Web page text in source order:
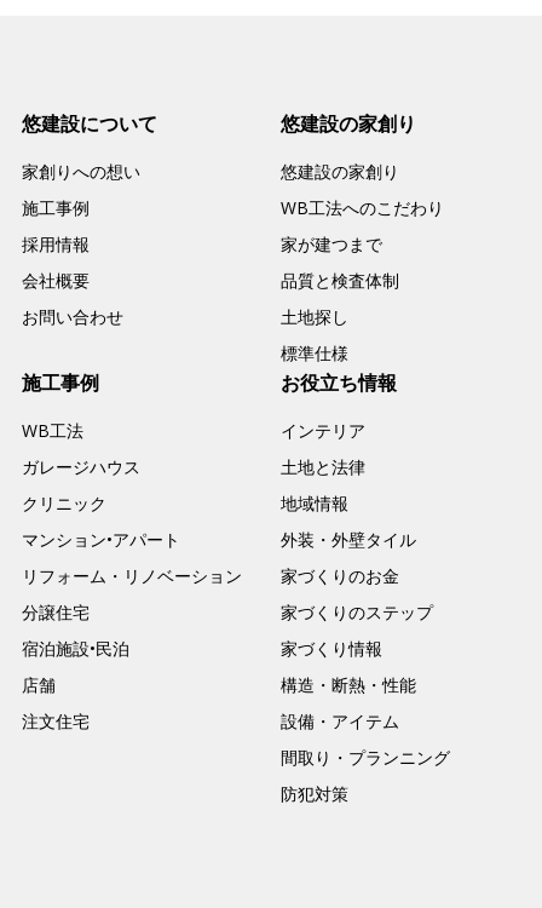
悠建設について
家創りへの想い
施工事例
採用情報
会社概要
お問い合わせ
悠建設の家創り
悠建設の家創り
WB工法へのこだわり
家が建つまで
品質と検査体制
土地探し
標準仕様
施工事例
WB工法
ガレージハウス
クリニック
マンション•アパート
リフォーム・リノベーション
分譲住宅
宿泊施設•民泊
店舗
注文住宅
お役立ち情報
インテリア
土地と法律
地域情報
外装・外壁タイル
家づくりのお金
家づくりのステップ
家づくり情報
構造・断熱・性能
設備・アイテム
間取り・プランニング
防犯対策